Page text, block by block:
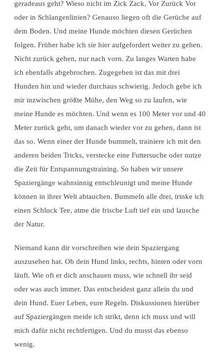
geradeaus geht? Wieso nicht im Zick Zack, Vor Zurück Vor
oder in Schlangenlinien? Genauso liegen oft die Gerüche auf
dem Boden. Und meine Hunde möchten diesen Gerüchen
folgen. Früher habe ich sie hier aufgefordert weiter zu gehen.
Nicht zurück gehen, nur nach vorn. Zu langes Warten habe
ich ebenfalls abgebrochen. Zugegeben ist das mit drei
Hunden hin und wieder durchaus schwierig. Jedoch gebe ich
mir inzwischen größte Mühe, den Weg so zu laufen, wie
meine Hunde es möchten. Und wenn es 100 Meter vor und 40
Meter zurück geht, um danach wieder vor zu gehen, dann ist
das so. Wenn einer der Hunde bummelt, trainiere ich mit den
anderen beiden Tricks, verstecke eine Futtersuche oder nutze
die Zeit für Entspannungstraining. So haben wir unsere
Spaziergänge wahnsinnig entschleunigt und meine Hunde
können in ihrer Welt abtauchen. Bummeln alle drei, trinke ich
einen Schluck Tee, atme die frische Luft tief ein und lausche
der Natur.
Niemand kann dir vorschreiben wie dein Spaziergang
auszusehen hat. Ob dein Hund links, rechts, hinten oder vorn
läuft. Wie oft er dich anschauen muss, wie schnell ihr seid
oder was auch immer. Das entscheidest ganz allein du und
dein Hund. Euer Leben, eure Regeln. Diskussionen hierüber
auf Spaziergängen meide ich strikt, denn ich muss und will
mich dafür nicht rechtfertigen. Und du musst das ebenso
wenig.